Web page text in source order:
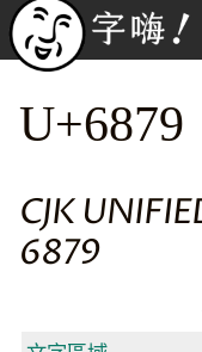
U+6879
CJK
6879